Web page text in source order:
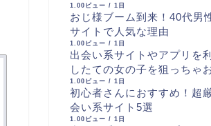
1.00ビュー / 1日
おじ様ブーム到来！40代男
サイトで人気な理由
1.00ビュー / 1日
出会い系サイトやアプリを
したての女の子を狙っちゃ
1.00ビュー / 1日
初心者さんにおすすめ！超
会い系サイト5選
1.00ビュー / 1日